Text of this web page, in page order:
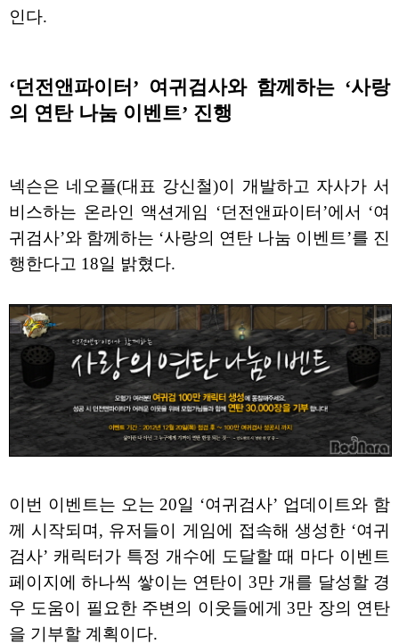
인다.
‘던전앤파이터’ 여귀검사와 함께하는 ‘사랑
의 연탄 나눔 이벤트’ 진행
넥슨은 네오플(대표 강신철)이 개발하고 자사가 서
비스하는 온라인 액션게임 ‘던전앤파이터’에서 ‘여
귀검사’와 함께하는 ‘사랑의 연탄 나눔 이벤트’를 진
행한다고 18일 밝혔다.
이번 이벤트는 오는 20일 ‘여귀검사’ 업데이트와 함
께 시작되며, 유저들이 게임에 접속해 생성한 ‘여귀
검사’ 캐릭터가 특정 개수에 도달할 때 마다 이벤트
페이지에 하나씩 쌓이는 연탄이 3만 개를 달성할 경
우 도움이 필요한 주변의 이웃들에게 3만 장의 연탄
을 기부할 계획이다.